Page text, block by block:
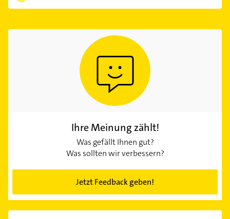
Ihre Meinung zählt!
Was gefällt Ihnen gut?
Was sollten wir verbessern?
Jetzt Feedback geben!